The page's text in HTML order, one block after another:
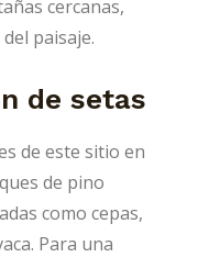
cercanas,
paisaje.
de setas
de este sitio en
de pino
como cepas,
Para una